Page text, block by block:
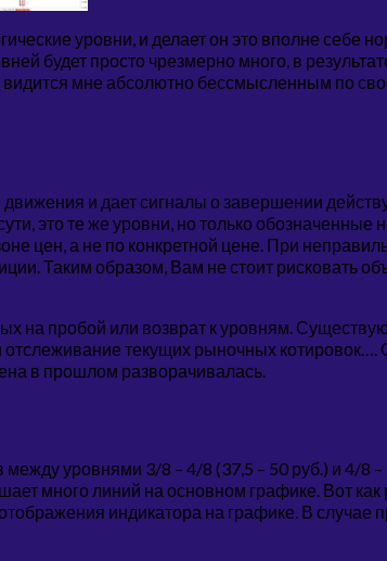
уровни, и делает он это вполне себе
будет просто чрезмерно много, в
мне абсолютно бессмысленным по
и дает сигналы о завершении
это те же уровни, но только обозначенные
цен, а не по конкретной цене. При
Таким образом, Вам не стоит рисковать
на пробой или возврат к уровням.
отслеживание текущих рыночных
в прошлом разворачивалась.
уровнями 3/8 – 4/8 (37,5 – 50 руб.) и 4/8
много линий на основном графике. Вот
индикатора на графике. В